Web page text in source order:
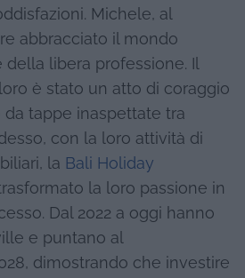
Michele, al
abbracciato il mondo
della libera professione. Il
è stato un atto di coraggio
tappe inaspettate tra
con la loro attività di
la Bali Holiday
la loro passione in
Dal 2022 a oggi hanno
e puntano al
dimostrando che investire